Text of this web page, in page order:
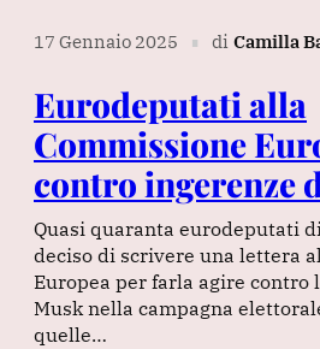
17 Gennaio 2025 ∎ di Camilla
Eurodeputati alla
Commissione
contro ingerenze
Quasi quaranta eurodeputati
deciso di scrivere una lettera
Europea per farla agire contro
Musk nella campagna
quelle…